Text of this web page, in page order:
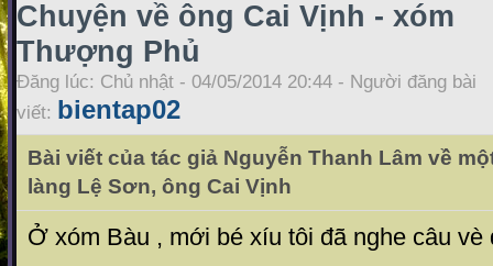
Chuyện về ông Cai Vịnh - xóm
Thượng Phủ
Đăng lúc: Chủ nhật - 04/05/2014 20:44 - Người đăng bài
viết: bientap02
Bài viết của tác giả Nguyễn Thanh Lâm về
làng Lệ Sơn, ông Cai Vịnh
Ở xóm Bàu , mới bé xíu tôi đã nghe câu vè